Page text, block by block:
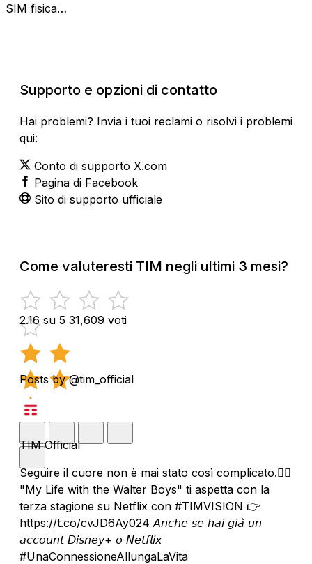
SIM fisica…
Supporto e opzioni di contatto
Hai problemi? Invia i tuoi reclami o risolvi i problemi
qui:
Conto di supporto X.com
Pagina di Facebook
Sito di supporto ufficiale
Come valuteresti TIM negli ultimi 3 mesi?
2.16 su 5 31,609 voti
Posts by @tim_official
TIM Official
Seguire il cuore non è mai stato così complicato.❤️‍🔥
"My Life with the Walter Boys" ti aspetta con la
terza stagione su Netflix con #TIMVISION 👉
https://t.co/cvJD6Ay024 𝘈𝘯𝘤𝘩𝘦 𝘴𝘦 𝘩𝘢𝘪 𝘨𝘪𝘢̀ 𝘶𝘯
𝘢𝘤𝘤𝘰𝘶𝘯𝘵 𝘋𝘪𝘴𝘯𝘦𝘺+ 𝘰 𝘕𝘦𝘵𝘧𝘭𝘪𝘹
#UnaConnessioneAllungaLaVita